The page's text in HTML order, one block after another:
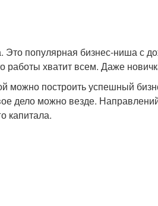
Это популярная бизнес-ниша с
работы хватит всем. Даже
можно построить успешный
дело можно везде.
капитала.